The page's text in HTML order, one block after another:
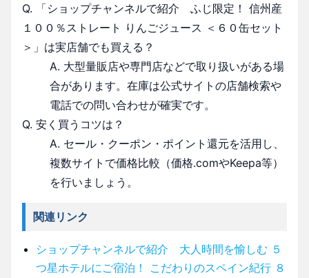
Q. 「ショップチャンネルで紹介 ふじ限定！ 信州産
１００％ストレート りんごジュース ＜６０缶セット
＞」は実店舗でも買える？
A. 大型量販店や専門店などで取り扱いがある場
合があります。在庫は公式サイトの店舗検索や
電話での問い合わせが確実です。
Q. 安く買うコツは？
A. セール・クーポン・ポイント還元を活用し、
複数サイトで価格比較（価格.comやKeepa等）
を行いましょう。
関連リンク
ショップチャンネルで紹介 大人時間を愉しむ ５
つ星ホテルにご宿泊！ こだわりのスペイン紀行 ８